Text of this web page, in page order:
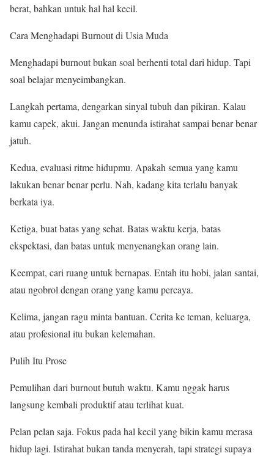
berat, bahkan untuk hal hal kecil.
Cara Menghadapi Burnout di Usia Muda
Menghadapi burnout bukan soal berhenti total dari hidup. Tapi
soal belajar menyeimbangkan.
Langkah pertama, dengarkan sinyal tubuh dan pikiran. Kalau
kamu capek, akui. Jangan menunda istirahat sampai benar benar
jatuh.
Kedua, evaluasi ritme hidupmu. Apakah semua yang kamu
lakukan benar benar perlu. Nah, kadang kita terlalu banyak
berkata iya.
Ketiga, buat batas yang sehat. Batas waktu kerja, batas
ekspektasi, dan batas untuk menyenangkan orang lain.
Keempat, cari ruang untuk bernapas. Entah itu hobi, jalan santai,
atau ngobrol dengan orang yang kamu percaya.
Kelima, jangan ragu minta bantuan. Cerita ke teman, keluarga,
atau profesional itu bukan kelemahan.
Pulih Itu Prose
Pemulihan dari burnout butuh waktu. Kamu nggak harus
langsung kembali produktif atau terlihat kuat.
Pelan pelan saja. Fokus pada hal kecil yang bikin kamu merasa
hidup lagi. Istirahat bukan tanda menyerah, tapi strategi supaya